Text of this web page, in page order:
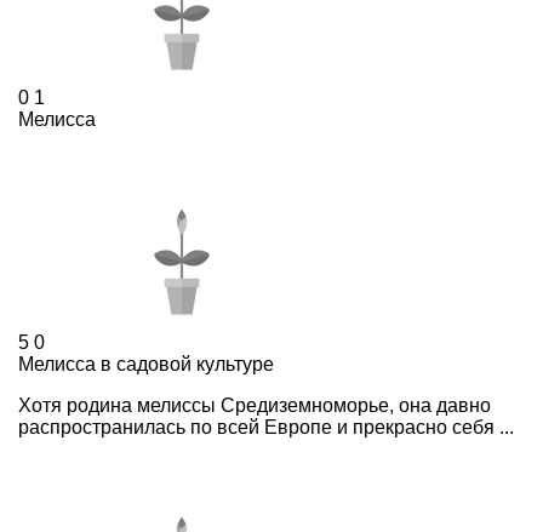
0 1
Мелисса
5 0
Мелисса в садовой культуре
Хотя родина мелиссы Средиземноморье, она давно
распространилась по всей Европе и прекрасно себя ...